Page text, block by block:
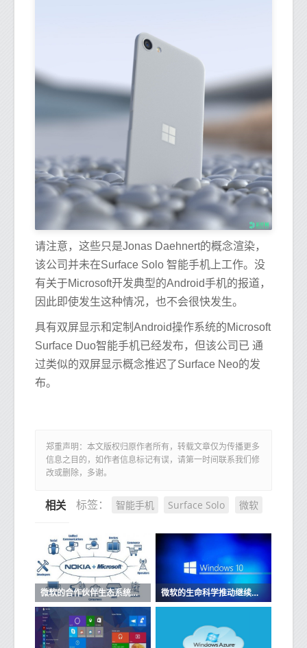
请注意，这些只是Jonas Daehnert的概念渲染，
该公司并未在Surface Solo 智能手机上工作。没
有关于Microsoft开发典型的Android手机的报道，
因此即使发生这种情况，也不会很快发生。
具有双屏显示和定制Android操作系统的Microsoft
Surface Duo智能手机已经发布，但该公司已 通
过类似的双屏显示概念推迟了Surface Neo的发
布。
郑重声明：本文版权归原作者所有，转载文章仅为传播更多
信息之目的，如作者信息标记有误，请第一时间联系我们修
改或删除，多谢。
标签： 智能手机 Surface Solo 微软
相关推荐
微软的合作伙伴生态系统为GDPR做准备 微软的生命科学推动继续与Parexel合作